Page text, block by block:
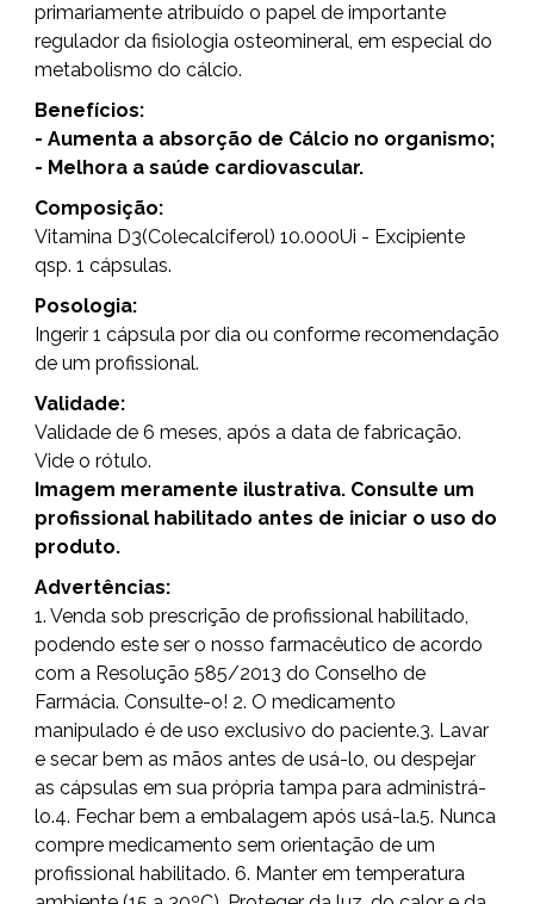
primariamente atribuído o papel de importante
regulador da fisiologia osteomineral, em especial do
metabolismo do cálcio.
Benefícios:
- Aumenta a absorção de Cálcio no organismo;
- Melhora a saúde cardiovascular.
Composição:
Vitamina D3(Colecalciferol) 10.000Ui - Excipiente
qsp. 1 cápsulas.
Posologia:
Ingerir 1 cápsula por dia ou conforme recomendação
de um profissional.
Validade:
Validade de 6 meses, após a data de fabricação.
Vide o rótulo.
Imagem meramente ilustrativa. Consulte um
profissional habilitado antes de iniciar o uso do
produto.
Advertências:
1. Venda sob prescrição de profissional habilitado,
podendo este ser o nosso farmacêutico de acordo
com a Resolução 585/2013 do Conselho de
Farmácia. Consulte-o! 2. O medicamento
manipulado é de uso exclusivo do paciente.3. Lavar
e secar bem as mãos antes de usá-lo, ou despejar
as cápsulas em sua própria tampa para administrá-
lo.4. Fechar bem a embalagem após usá-la.5. Nunca
compre medicamento sem orientação de um
profissional habilitado. 6. Manter em temperatura